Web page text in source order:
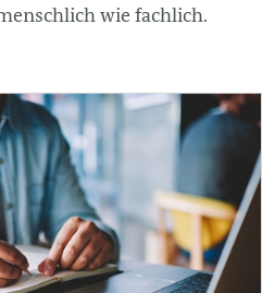
wie fachlich.